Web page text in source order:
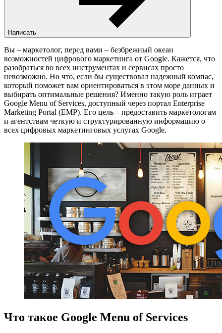
Написать
Вы – маркетолог, перед вами – безбрежный океан
возможностей цифрового маркетинга от Google. Кажется, что
разобраться во всех инструментах и сервисах просто
невозможно. Но что, если бы существовал надежный компас,
который поможет вам ориентироваться в этом море данных и
выбирать оптимальные решения? Именно такую роль играет
Google Menu of Services, доступный через портал Enterprise
Marketing Portal (EMP). Его цель – предоставить маркетологам
и агентствам четкую и структурированную информацию о
всех цифровых маркетинговых услугах Google.
Что такое Google Menu of Services